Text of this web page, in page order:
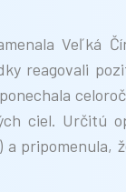
Veľká
reagovali
ciel. Určitú
a pripomenula,